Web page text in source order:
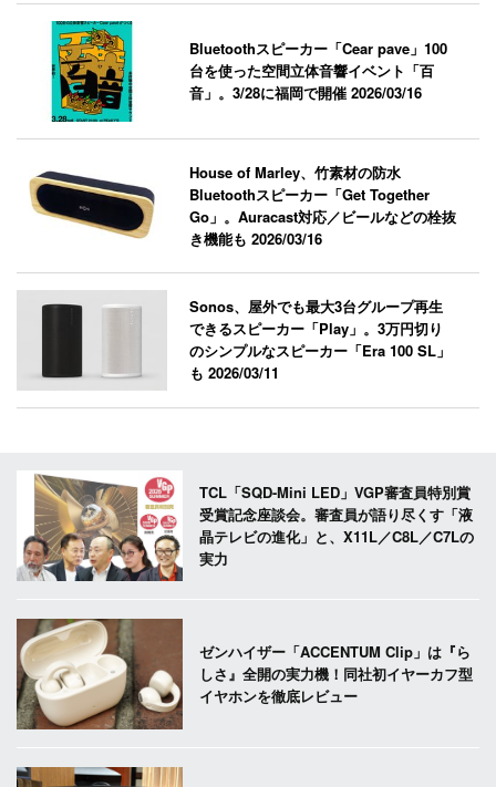
Bluetoothスピーカー「Cear pave」100
台を使った空間立体音響イベント「百
音」。3/28に福岡で開催2026/03/16
House of Marley、竹素材の防水
Bluetoothスピーカー「Get Together
Go」。Auracast対応／ビールなどの栓抜
き機能も2026/03/16
Sonos、屋外でも最大3台グループ再生
できるスピーカー「Play」。3万円切り
のシンプルなスピーカー「Era 100 SL」
も2026/03/11
TCL「SQD-Mini LED」VGP審査員特別賞
受賞記念座談会。審査員が語り尽くす「液
晶テレビの進化」と、X11L／C8L／C7Lの
実力
ゼンハイザー「ACCENTUM Clip」は『ら
しさ』全開の実力機！同社初イヤーカフ型
イヤホンを徹底レビュー